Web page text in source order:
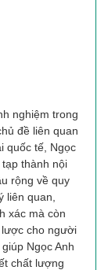
nghiệm trong
đề liên quan
quốc tế, Ngọc
thành nội
rộng về quy
liên quan,
xác mà còn
cho người
Ngọc Anh
chất lượng